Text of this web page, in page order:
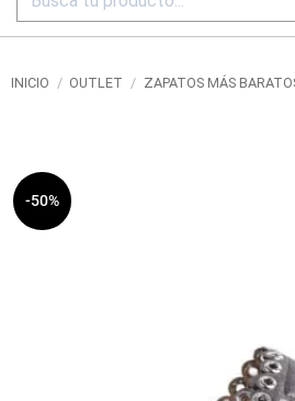
INICIO / OUTLET / ZAPATOS MÁS
-50%